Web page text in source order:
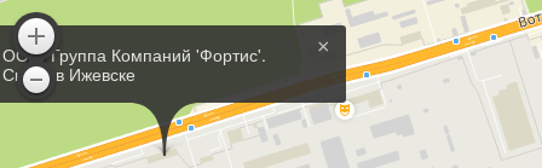
×
ООО 'Группа Компаний 'Фортис'.
Склад в Ижевске